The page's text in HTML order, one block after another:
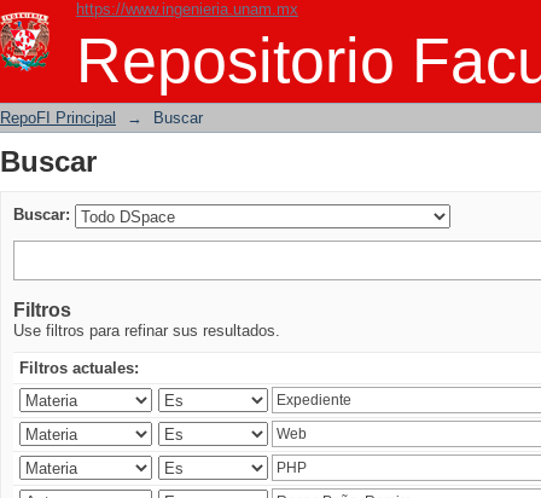
https://www.ingenieria.unam.mx
Repositorio
Buscar
RepoFI Principal → Buscar
Buscar
Buscar:
Filtros
Use filtros para refinar sus resultados.
Filtros actuales: